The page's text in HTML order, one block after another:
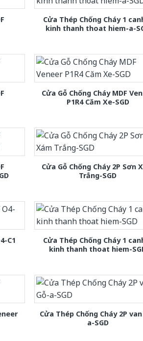
Cửa Thép Chống Cháy 1
kinh thanh thoat hiem-a-
Cửa Gỗ Chống Cháy MDF
P1R4 Căm Xe-SGD
Cửa Gỗ Chống Cháy 2P Sơn
Trắng-SGD
C1
Cửa Thép Chống Cháy 1
kinh thanh thoat hiem-
Cửa Thép Chống Cháy 2P
a-SGD